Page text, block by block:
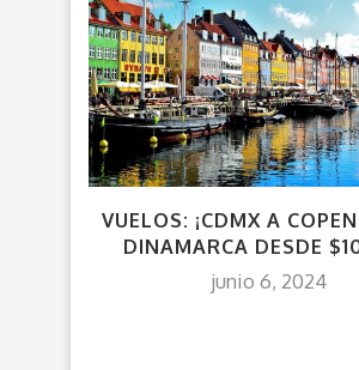
VUELOS: ¡CDMX A
DINAMARCA DESDE
junio 6, 2024